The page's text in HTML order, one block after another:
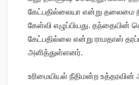
கேட்பதில்லையா என்று தலைமை
கேள்வி எழுப்பியது. தந்தையின்
கேட்பதில்லை என்று ராமதாஸ்
அளித்துள்ளனர்.
உரிமையியல் நீதிமன்ற உத்தரவின்